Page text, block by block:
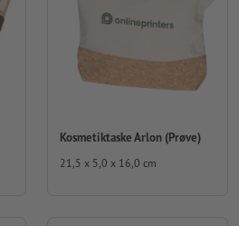
Kosmetiktaske Arlon (Prøve)
21,5 x 5,0 x 16,0 cm